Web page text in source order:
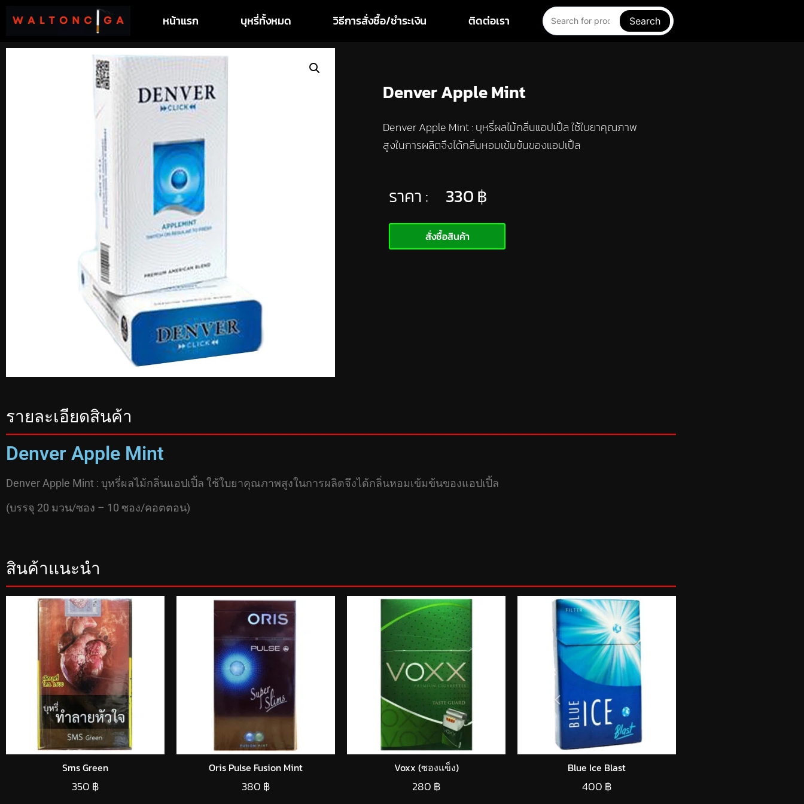
หน้าแรก บุหรี่ทั้งหมด วิธีการสั่งซื้อ/ชำระเงิน ติดต่อเรา Search
Denver Apple Mint
Denver Apple Mint : บุหรี่ผลไม้กลิ่นแอปเปิ้ล ใช้ใบยาคุณภาพ
สูงในการผลิตจึงได้กลิ่นหอมเข้มข้นของแอปเปิ้ล
ราคา : 330฿
สั่งซื้อสินค้า
รายละเอียดสินค้า
Denver Apple Mint
Denver Apple Mint : บุหรี่ผลไม้กลิ่นแอปเปิ้ล ใช้ใบยาคุณภาพสูงในการผลิตจึงได้กลิ่นหอมเข้มข้นของแอปเปิ้ล
(บรรจุ 20 มวน/ซอง – 10 ซอง/คอตตอน)
สินค้าแนะนำ
Sms Green
350 ฿
Oris Pulse Fusion Mint
380 ฿
Voxx (ซองแข็ง)
280 ฿
Blue Ice Blast
400 ฿